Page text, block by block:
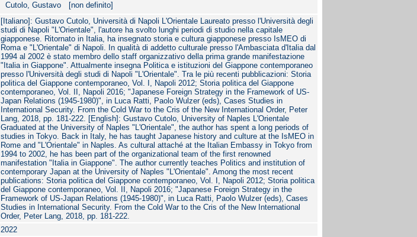
Cutolo, Gustavo
[non definito]
[Italiano]: Gustavo Cutolo, Università di Napoli L'Orientale Laureato presso l'Università degli
studi di Napoli "L'Orientale", l'autore ha svolto lunghi periodi di studio nella capitale
giapponese. Ritornato in Italia, ha insegnato storia e cultura giapponese presso IsMEO di
Roma e "L'Orientale" di Napoli. In qualità di addetto culturale presso l'Ambasciata d'Italia dal
1994 al 2002 è stato membro dello staff organizzativo della prima grande manifestazione
"Italia in Giappone". Attualmente insegna Politica e istituzioni del Giappone contemporaneo
presso l'Università degli studi di Napoli "L'Orientale". Tra le più recenti pubblicazioni: Storia
politica del Giappone contemporaneo, Vol. I, Napoli 2012; Storia politica del Giappone
contemporaneo, Vol. II, Napoli 2016; "Japanese Foreign Strategy in the Framework of US-
Japan Relations (1945-1980)", in Luca Ratti, Paolo Wulzer (eds), Cases Studies in
International Security. From the Cold War to the Cris of the New International Order, Peter
Lang, 2018, pp. 181-222. [English]: Gustavo Cutolo, University of Naples L'Orientale
Graduated at the University of Naples "L'Orientale", the author has spent a long periods of
studies in Tokyo. Back in Italy, he has taught Japanese history and culture at the IsMEO in
Rome and "L'Orientale" in Naples. As cultural attaché at the Italian Embassy in Tokyo from
1994 to 2002, he has been part of the organizational team of the first renowned
manifestation "Italia in Giappone". The author currently teaches Politics and institution of
contemporary Japan at the University of Naples "L'Orientale". Among the most recent
publications: Storia politica del Giappone contemporaneo, Vol. I, Napoli 2012; Storia politica
del Giappone contemporaneo, Vol. II, Napoli 2016; "Japanese Foreign Strategy in the
Framework of US-Japan Relations (1945-1980)", in Luca Ratti, Paolo Wulzer (eds), Cases
Studies in International Security. From the Cold War to the Cris of the New International
Order, Peter Lang, 2018, pp. 181-222.
2022